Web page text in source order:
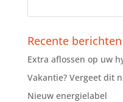
Recente berichten
Extra aflossen op uw
Vakantie? Vergeet dit
Nieuw energielabel